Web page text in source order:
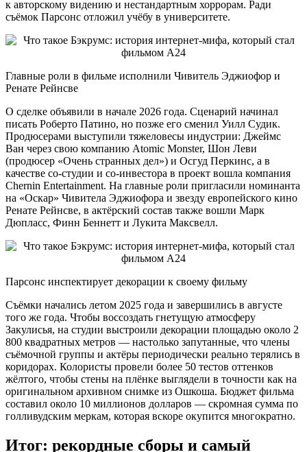
к авторскому видению и нестандартным хоррорам. Ради
съёмок Парсонс отложил учёбу в университете.
Главные роли в фильме исполнили Чивитель Эджиофор и
Ренате Рейнсве
О сделке объявили в начале 2026 года. Сценарий начинал
писать Роберто Патино, но позже его сменил Уилл Судик.
Продюсерами выступили тяжеловесы индустрии: Джеймс
Ван через свою компанию Atomic Monster, Шон Леви
(продюсер «Очень странных дел») и Осгуд Перкинс, а в
качестве со-студии и со-инвестора в проект вошла компания
Chernin Entertainment. На главные роли пригласили номинанта
на «Оскар» Чивитела Эджиофора и звезду европейского кино
Ренате Рейнсве, в актёрский состав также вошли Марк
Дюпласс, Финн Беннетт и Лукита Максвелл.
Парсонс инспектирует декорации к своему фильму
Съёмки начались летом 2025 года и завершились в августе
того же года. Чтобы воссоздать гнетущую атмосферу
Закулисья, на студии выстроили декорации площадью около 2
800 квадратных метров — настолько запутанные, что члены
съёмочной группы и актёры периодически реально терялись в
коридорах. Колористы провели более 50 тестов оттенков
жёлтого, чтобы стены на плёнке выглядели в точности как на
оригинальном архивном снимке из Ошкоша. Бюджет фильма
составил около 10 миллионов долларов — скромная сумма по
голливудским меркам, которая вскоре окупится многократно.
Итог: рекордные сборы и самый